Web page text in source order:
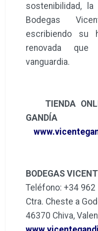
sostenibilidad,
Bodegas
escribiendo su
renovada
vanguardia.
TIENDA
GANDÍA
BODEGAS
Teléfono: +34 962
Ctra. Cheste a
46370 Chiva,